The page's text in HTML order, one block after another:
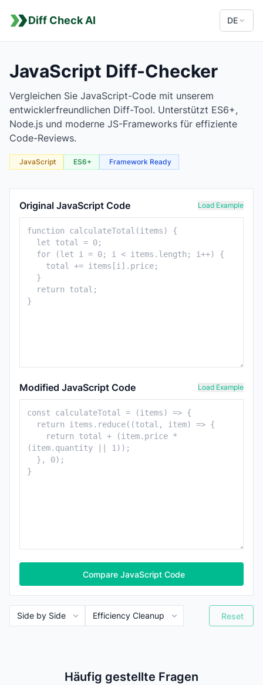
Diff Check AI DE
JavaScript Diff-Checker
Vergleichen Sie JavaScript-Code mit unserem
entwicklerfreundlichen Diff-Tool. Unterstützt ES6+,
Node.js und moderne JS-Frameworks für effiziente
Code-Reviews.
JavaScript ES6+ Framework Ready
Original JavaScript Code
Load Example
Modified JavaScript Code Load Example
Compare JavaScript Code
Reset
Häufig gestellte Fragen